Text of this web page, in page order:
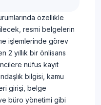
özellikle
resmi belgelerin
işlemlerinde görev
2 yıllık bir önlisans
nüfus kayıt
bilgisi, kamu
girişi, belge
büro yönetimi gibi